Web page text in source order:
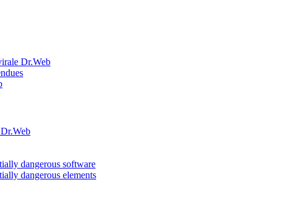
Dr.Web
dangerous software
dangerous elements